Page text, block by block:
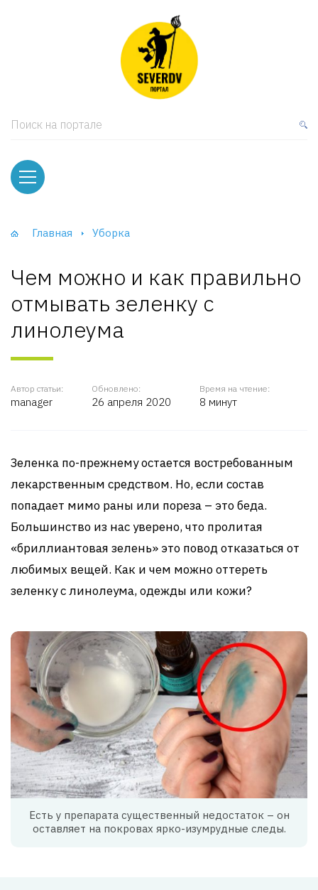
Поиск на портале
Главная Уборка
Чем можно и как правильно
отмывать зеленку с
линолеума
Автор статьи:
manager
Обновлено:
26 апреля 2020
Время на чтение:
8 минут
Зеленка по-прежнему остается востребованным
лекарственным средством. Но, если состав
попадает мимо раны или пореза – это беда.
Большинство из нас уверено, что пролитая
«бриллиантовая зелень» это повод отказаться от
любимых вещей. Как и чем можно оттереть
зеленку с линолеума, одежды или кожи?
Есть у препарата существенный недостаток – он
оставляет на покровах ярко-изумрудные следы.
и тумбы